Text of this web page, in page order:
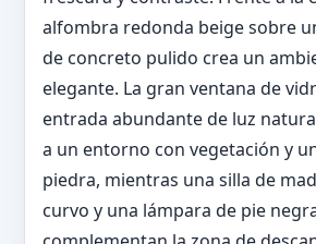
alfombra redonda beige sobre
de concreto pulido crea un
elegante. La gran ventana de
entrada abundante de luz
a un entorno con vegetación y
piedra, mientras una silla de
curvo y una lámpara de pie